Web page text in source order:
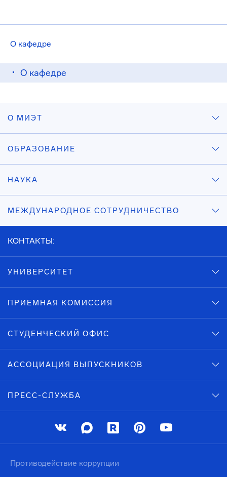
О кафедре
О кафедре
О МИЭТ
ОБРАЗОВАНИЕ
НАУКА
МЕЖДУНАРОДНОЕ СОТРУДНИЧЕСТВО
КОНТАКТЫ:
УНИВЕРСИТЕТ
ПРИЕМНАЯ КОМИССИЯ
СТУДЕНЧЕСКИЙ ОФИС
АССОЦИАЦИЯ ВЫПУСКНИКОВ
ПРЕСС-СЛУЖБА
Противодействие коррупции